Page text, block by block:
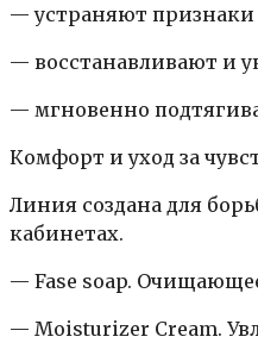
— устраняют признаки
— восстанавливают и
— мгновенно
Комфорт и уход за
Линия создана для
кабинетах.
— Fase soap.
— Moisturizer Cream.